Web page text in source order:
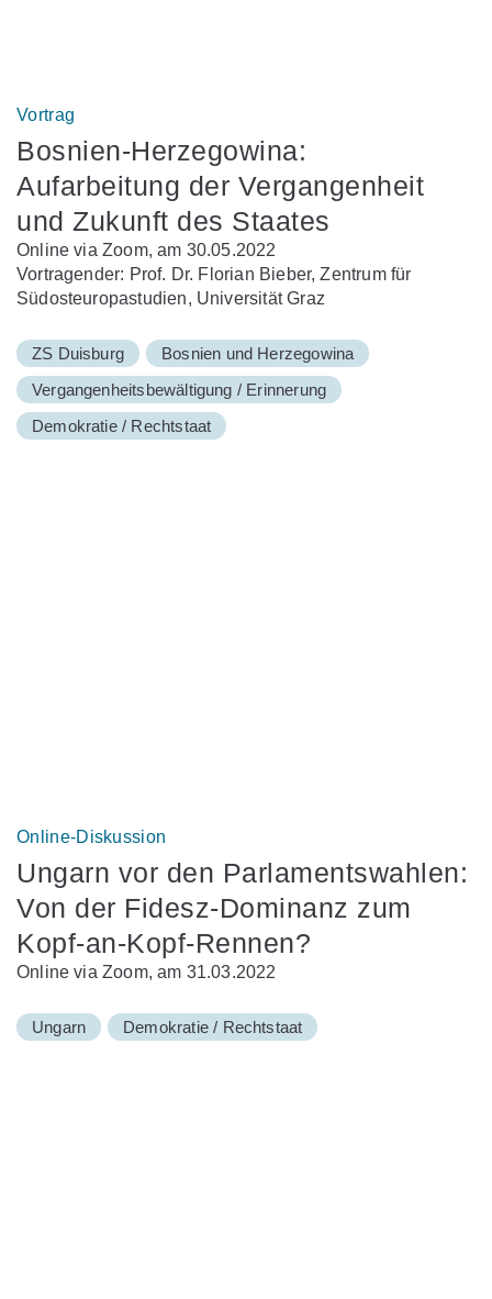
Vortrag
Bosnien-Herzegowina:
Aufarbeitung der Vergangenheit
und Zukunft des Staates
Online via Zoom, am 30.05.2022
Vortragender: Prof. Dr. Florian Bieber, Zentrum für
Südosteuropastudien, Universität Graz
ZS Duisburg
Bosnien und Herzegowina
Vergangenheitsbewältigung / Erinnerung
Demokratie / Rechtstaat
Online-Diskussion
Ungarn vor den Parlamentswahlen:
Von der Fidesz-Dominanz zum
Kopf-an-Kopf-Rennen?
Online via Zoom, am 31.03.2022
Ungarn Demokratie / Rechtstaat